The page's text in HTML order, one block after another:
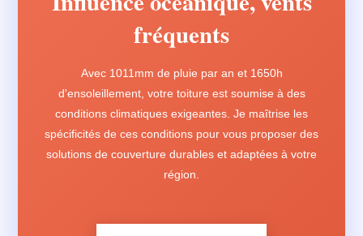
fréquents
Avec 1011mm de pluie par an et 1650h
d'ensoleillement, votre toiture est soumise à des
conditions climatiques exigeantes. Je maîtrise les
spécificités de ces conditions pour vous proposer des
solutions de couverture durables et adaptées à votre
région.